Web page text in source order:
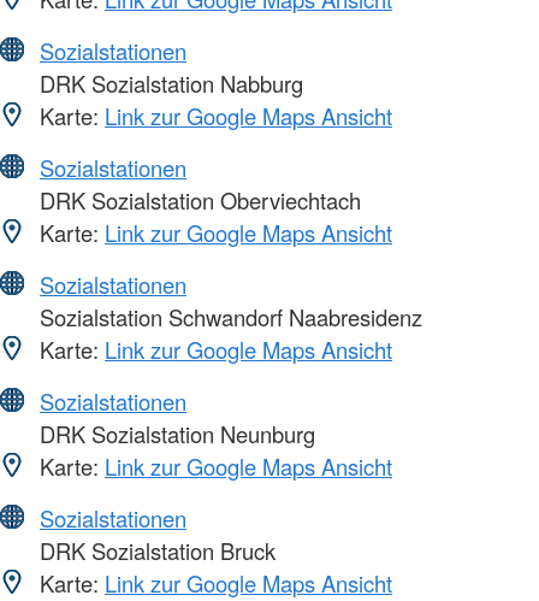
Sozialstationen
DRK Sozialstation Nabburg
Karte: Link zur Google Maps Ansicht
Sozialstationen
DRK Sozialstation Oberviechtach
Karte: Link zur Google Maps Ansicht
Sozialstationen
Sozialstation Schwandorf Naabresidenz
Karte: Link zur Google Maps Ansicht
Sozialstationen
DRK Sozialstation Neunburg
Karte: Link zur Google Maps Ansicht
Sozialstationen
DRK Sozialstation Bruck
Karte: Link zur Google Maps Ansicht